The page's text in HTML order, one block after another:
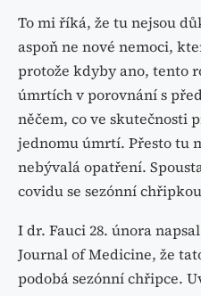
To mi říká, že tu nejsou
aspoň ne nové nemoci,
protože kdyby ano, tento
úmrtích v porovnání s
něčem, co ve skutečnosti
jednomu úmrtí. Přesto tu
nebývalá opatření.
covidu se sezónní
I dr. Fauci 28. února
Journal of Medicine, že
podobá sezónní chřipce.